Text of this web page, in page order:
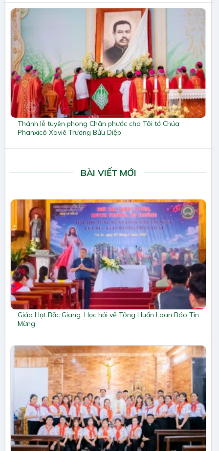
Thánh lễ tuyên phong Chân phước cho Tôi tớ Chúa
Phanxicô Xaviê Trương Bửu Diệp
BÀI VIẾT MỚI
Giáo Hạt Bắc Giang: Học hỏi về Tông Huấn Loan Báo Tin
Mừng